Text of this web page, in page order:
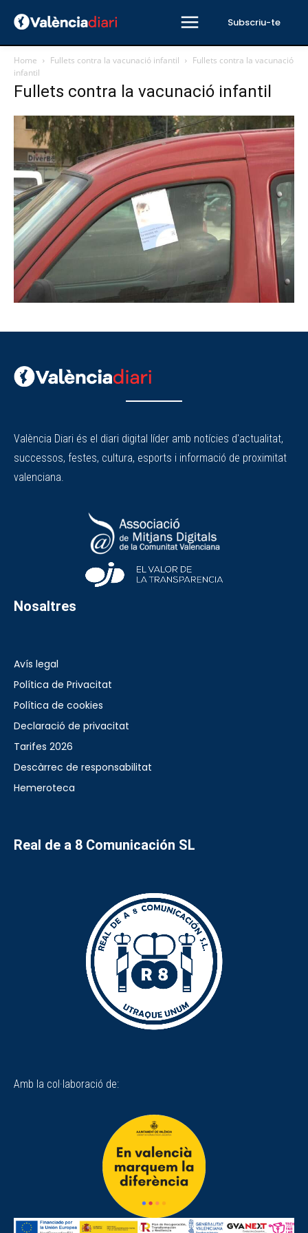
Subscriu-te
Home Fullets contra la vacunació infantil
Fullets contra la vacunació
infantil
Fullets contra la vacunació infantil
València Diari és el diari digital líder amb notícies d'actualitat,
successos, festes, cultura, esports i informació de proximitat
valenciana.
Nosaltres
Avís legal
Política de Privacitat
Política de cookies
Declaració de privacitat
Tarifes 2026
Descàrrec de responsabilitat
Hemeroteca
Real de a 8 Comunicación SL
Amb la col·laboració de: